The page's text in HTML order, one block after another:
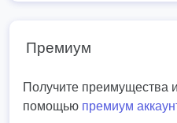
Премиум
Получите преимущества
помощью премиум